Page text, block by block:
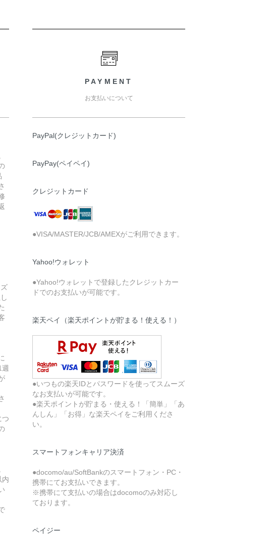
つ
内
PAYMENT
お支払いについて
PayPal(クレジットカード)
PayPay(ペイペイ)
クレジットカード
●VISA/MASTER/JCB/AMEXがご利用できます。
Yahoo!ウォレット
●Yahoo!ウォレットで登録したクレジットカー
ドでのお支払いが可能です。
楽天ペイ（楽天ポイントが貯まる！使える！）
●いつもの楽天IDとパスワードを使ってスムーズ
なお支払いが可能です。
●楽天ポイントが貯まる・使える！「簡単」「あ
んしん」「お得」な楽天ペイをご利用くださ
い。
スマートフォンキャリア決済
●docomo/au/SoftBankのスマートフォン・PC・
携帯にてお支払いできます。
※携帯にて支払いの場合はdocomoのみ対応し
ております。
ペイジー